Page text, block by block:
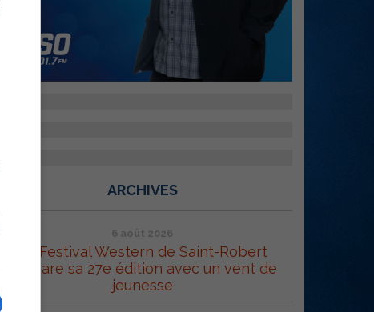
ARCHIVES
6 août 2026
Le Festival Western de Saint-Robert
prépare sa 27e édition avec un vent de
jeunesse